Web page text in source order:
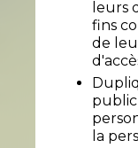
leurs
fins
de
la